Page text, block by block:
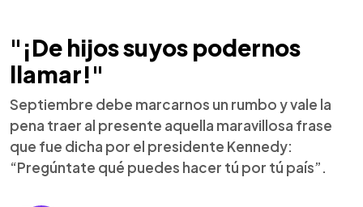
"¡De hijos suyos podernos
llamar!"
Septiembre debe marcarnos un rumbo y vale la
pena traer al presente aquella maravillosa frase
que fue dicha por el presidente Kennedy:
“Pregúntate qué puedes hacer tú por tú país”.